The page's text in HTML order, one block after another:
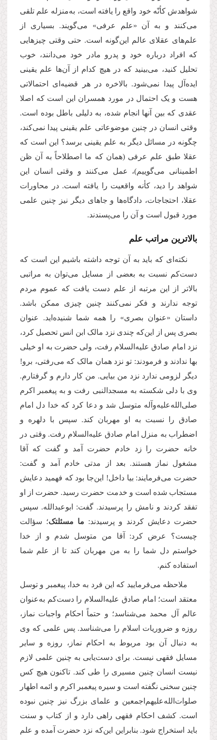
شواهدش کأنّه خود واقع را یافته است، به‌منزله علم تلقی
می‌کنند و به آن «علم عرفی» می‌گویند. بسیاری از
علم‌های عقلای عالم این‌گونه است. حتى وقتی چیزهایی
که افراد درباره خود و پدرو مادر خود می‌دانند، خوب
تحلیل ‌کنید، می‌بینید که در هیچ کدام از آن‌ها علم یقینی
ایده‌آل پیدا نمی‌شود. بالاخره در هر قضیه‌ای احتمالاتی
هست و یک احتمال در مورد همسران این است که اصلا
عقدی که بین آنها انجام شده، به دلیلی باطل بوده است.
وقتی انسان در چنین موضوعاتی علم یقینی پیدا نمی‌کند،
چگونه در مسائل دیگر به علم یقینی برسد؟ این است که
عقلا طبق علم عرفی (همان که ما اصطلاحاً به آن ظن
اطمینانی می‌گوییم)، عمل می‌کنند و وقتی انسان این
شواهد را دید، کأنه واقعیت را یافته است. در محاورات
عقلا، احتجاجات، دادگاه‌ها و جاهای دیگر نیز چنین علمی
مورد قبول است و آن را می‌پسندند.
بالاترین مراتب علم
نکته‌ای که باید به آن توجه داشته باشیم این است که
دست‌کم نسبت به بعضی از مسایل می‌توان به مراتبی
بالاتر از این مرتبه از علم دست یافت که عموم مردم
توجه ندارند و فکر نمی‌کنند چنین چیزی ممکن باشد.
داستان «عنوان بصری» را همه شما شنیده‌اید. عنوان
بصری پس از این‌که چندی نزد مالک ابن انس تحصیل کرد،
نزد امام صادق علیه‌السلام رفت، ولی حضرت به او خیلی
بها ندادند و فرمودند: تو نزد همان مالک که می‌رفتی، برو!
دیگر لزومی ندارد نزد من بیایی. من کار دارم و گرفتارم.
وی با دلی شکسته به مسجدالنبی رفت و به پیغمبر اکرم
صلی‌الله‌علیه‌و‌آله متوسل شد و دعا کرد که خدا دل امام
صادق را نسبت به او مهربان کند. سپس با دلهره و
اضطراب به منزل امام صادق علیه‌السلام رفت. وقتی در
خانه حضرت را زد خادم حضرت آمد و گفت که آقا
مشغول نماز هستند. بعد از مدتی خادم آمد و گفت:
حضرت می‌فرمایند: بیا داخل! این‌جا بود که فهمید دعایش
مستجاب شده است و خدمت حضرت رسید. حضرت از او
تفقد کردند و نامش را پرسیدند. گفت: ابوعبدالله. سپس
حضرت دعایش کردند و پرسیدند: ما مسئلتک؛ سؤالت
چیست؟ عرض کرد: آقا من متوسل شدم و از خدا
خواستم دل شما را به من مهربان کند تا از علم شما
استفاده کنم.
ملاحظه می‌فرمایید که این فرد به خدا، پیغمبر و توسل
معتقد است؛ امام صادق علیه‌السلام را دست‌کم به‌عنوان
عالم آل محمد می‌شناسد؛ و حتماً احکام واجبات نماز،
روزه‌ و ضروریات اسلام را می‌شناسد. پس علمی كه وی
به دنبال آن بود مربوط به احکام نماز، روزه و سایر
مسایل فقهی نیست. برای دست‌یابی به چنین علمی لازم
نیست انسان چنین مسیری را طی کند. تاکنون هیچ کس
چنین سخنی نگفته است و سیره پیغمبر اکرم و ائمه اطهار
صلوات‌الله‌علیهم‌اجمعین و علمای بزرگ نیز چنین نبوده
است. كشف احکام فقهی راهی دارد و از کتاب و سنت
باید استخراج شود. بنابراین این‌که نزد حضرت آمده و علم